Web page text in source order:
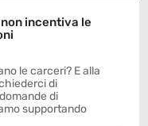
incentiva le
le carceri? E alla
di
di
supportando